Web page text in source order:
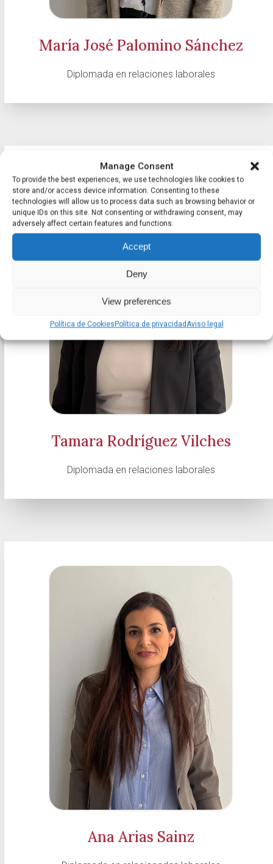
Manage Consent
To provide the best experiences, we use technologies like cookies to
store and/or access device information. Consenting to these
technologies will allow us to process data such as browsing behavior or
unique IDs on this site. Not consenting or withdrawing consent, may
adversely affect certain features and functions.
Accept
Deny
View preferences
Política de CookiesPolítica de privacidadAviso legal
María José Palomino Sánchez
Diplomada en relaciones laborales
Tamara Rodríguez Vilches
Diplomada en relaciones laborales
Ana Arias Sainz